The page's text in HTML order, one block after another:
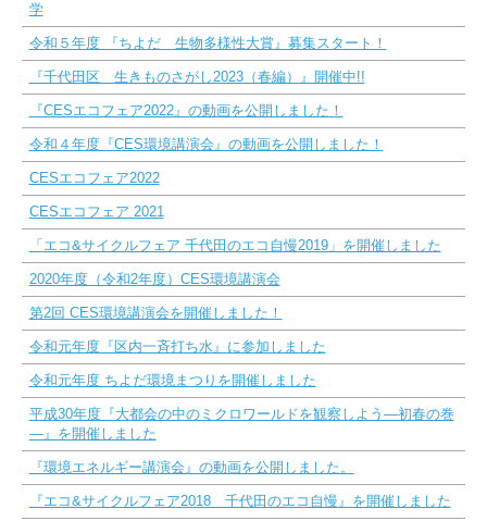
学
令和５年度 『ちよだ 生物多様性大賞』募集スタート！
『千代田区 生きものさがし2023（春編）』開催中!!
『CESエコフェア2022』の動画を公開しました！
令和４年度『CES環境講演会』の動画を公開しました！
CESエコフェア2022
CESエコフェア 2021
「エコ&サイクルフェア 千代田のエコ自慢2019」を開催しました
2020年度（令和2年度）CES環境講演会
第2回 CES環境講演会を開催しました！
令和元年度『区内一斉打ち水』に参加しました
令和元年度 ちよだ環境まつりを開催しました
平成30年度『大都会の中のミクロワールドを観察しよう―初春の巻
―』を開催しました
『環境エネルギー講演会』の動画を公開しました。
『エコ&サイクルフェア2018 千代田のエコ自慢』を開催しました